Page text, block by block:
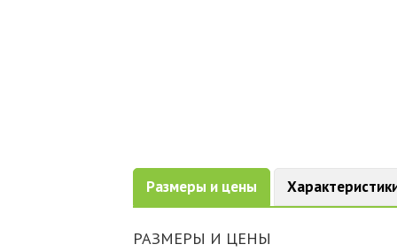
Размеры и цены
РАЗМЕРЫ И ЦЕНЫ